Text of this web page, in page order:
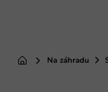
DomovNa záhradu